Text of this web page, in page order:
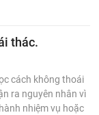
thác.
cách không thoái
ra nguyên nhân vì
nhiệm vụ hoặc